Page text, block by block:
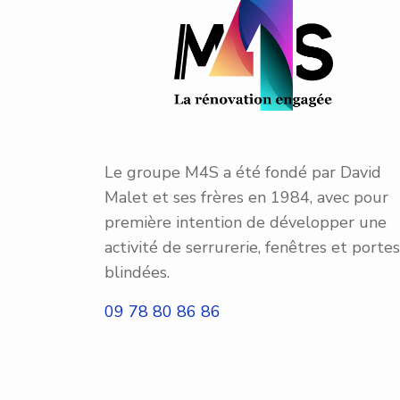
Le groupe M4S a été fondé par David
Malet et ses frères en 1984, avec pour
première intention de développer une
activité de serrurerie, fenêtres et portes
blindées.
09 78 80 86 86